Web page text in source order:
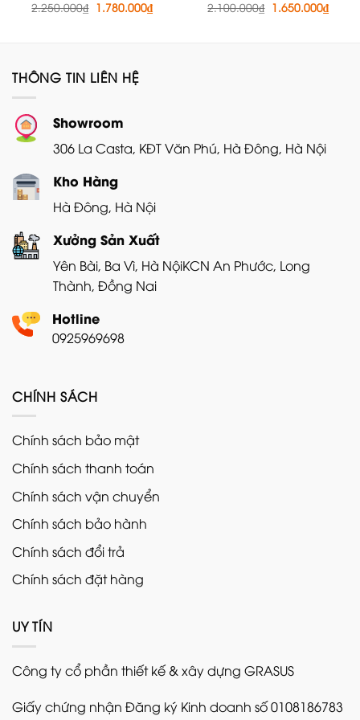
2.250.000₫ Giá
gốc
1.780.000₫Giá
hiện
2.100.000₫ Giá
gốc
1.650.000₫Giá
hiện
THÔNG TIN LIÊN HỆ
Showroom
306 La Casta, KĐT Văn Phú, Hà Đông, Hà Nội
Kho Hàng
Hà Đông, Hà Nội
Xưởng Sản Xuất
Yên Bài, Ba Vì, Hà NộiKCN An Phước, Long
Thành, Đồng Nai
Hotline
0925969698
CHÍNH SÁCH
Chính sách bảo mật
Chính sách thanh toán
Chính sách vận chuyển
Chính sách bảo hành
Chính sách đổi trả
Chính sách đặt hàng
UY TÍN
Công ty cổ phần thiết kế & xây dựng GRASUS
Giấy chứng nhận Đăng ký Kinh doanh số 0108186783